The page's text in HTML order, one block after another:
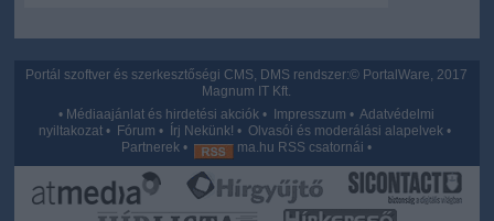
Portál szoftver és szerkesztőségi CMS, DMS rendszer:© PortalWare, 2017
Magnum IT Kft.
• Médiaajánlat és hirdetési akciók • Impresszum •Adatvédelmi
nyiltakozat • Fórum • Írj Nekünk! •Olvasói és moderálási alapelvek •
Partnerek • ma.hu RSS csatornái •